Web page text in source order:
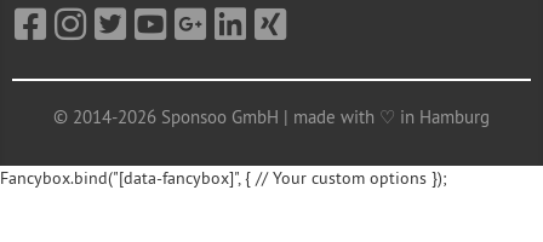
© 2014-2026 Sponsoo GmbH | made with ♡ in Hamburg
Fancybox.bind("[data-fancybox]", { // Your custom options });